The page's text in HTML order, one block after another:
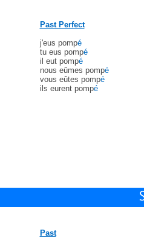
Past Perfect
j'eus pompé
tu eus pompé
il eut pompé
nous eûmes pompé
vous eûtes pompé
ils eurent pompé
Past